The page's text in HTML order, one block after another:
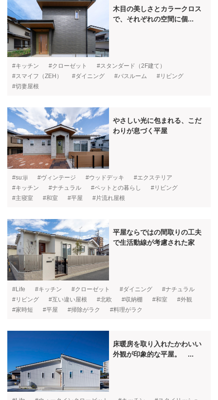
木目の美しさとカラークロス
で、それぞれの空間に個...
#キッチン #クローゼット
#スタンダード（2F建て）
#スマイフ（ZEH）
#ダイニング #バスルーム
#リビング
#切妻屋根
やさしい光に包まれる、こだ
わりが息づく平屋
#su:iji #ヴィンテージ #ウッドデッキ
#エクステリア
#キッチン
#ナチュラル #ペットとの暮らし
#リビング
#主寝室
#和室 #平屋 #片流れ屋根
平屋ならではの間取りの工夫
で生活動線が考慮された家
#Life #キッチン #クローゼット #ダイニング
#ナチュラル
#リビング
#互い違い屋根 #北欧 #収納棚 #和室
#外観
#家時短
#平屋 #掃除がラク #料理がラク
床暖房を取り入れたかわいい
外観が印象的な平屋。 ...